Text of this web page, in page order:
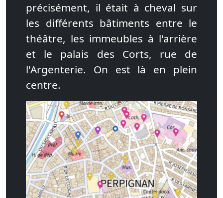
précisément, il était à cheval sur
les différents bâtiments entre le
théâtre, les immeubles à l'arrière
et le palais des Corts, rue de
l'Argenterie. On est là en plein
centre.